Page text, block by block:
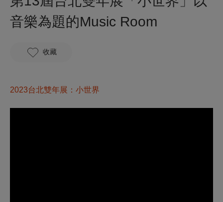
音樂為題的Music Room
收藏
2023台北雙年展：小世界